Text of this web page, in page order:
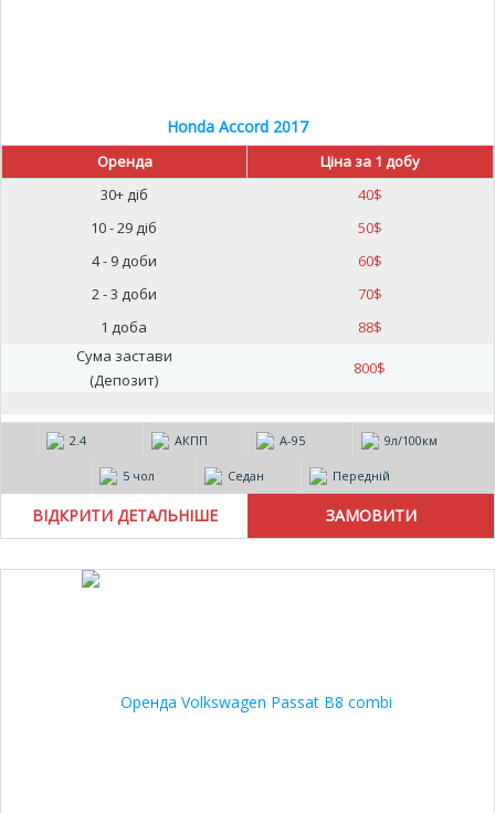
Honda Accord 2017
Оренда
Ціна за 1 добу
30+ діб
40$
10 - 29 діб
50$
4 - 9 доби
60$
2 - 3 доби
70$
1 доба
88$
Сума застави
(Депозит)
800$
2.4 АКПП А-95 9л/100км
5 чол Седан Передній
ВІДКРИТИ ДЕТАЛЬНІШЕ